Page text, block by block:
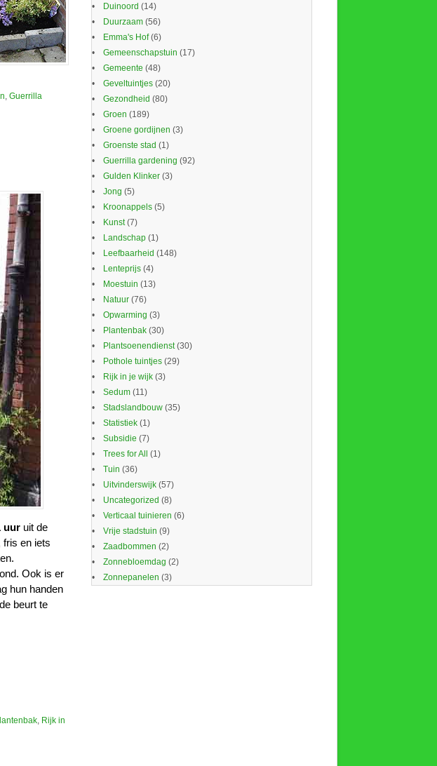
, Guerrilla
uur uit de
fris en iets
Ook is er
hun handen
beurt te
Rijk in
Duinoord (14)
Duurzaam(56)
Emma's Hof(6)
Gemeenschapstuin (17)
Gemeente (48)
Geveltuintjes(20)
Gezondheid (80)
Groen (189)
Groene gordijnen (3)
Groenste stad (1)
Guerrilla gardening (92)
Gulden Klinker(3)
Jong (5)
Kroonappels(5)
Kunst(7)
Landschap(1)
Leefbaarheid (148)
Lenteprijs(4)
Moestuin (13)
Natuur(76)
Opwarming (3)
Plantenbak(30)
Plantsoenendienst(30)
Pothole tuintjes(29)
Rijk in je wijk(3)
Sedum(11)
Stadslandbouw(35)
Statistiek(1)
Subsidie (7)
Trees for All
(1)
Tuin (36)
Uitvinderswijk(57)
Uncategorized (8)
Verticaal tuinieren (6)
Vrije stadstuin (9)
Zaadbommen (2)
Zonnebloemdag (2)
Zonnepanelen (3)